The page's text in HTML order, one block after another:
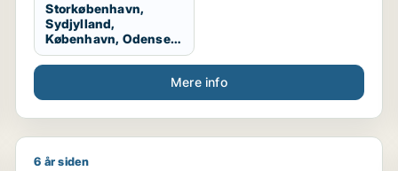
Storkøbenhavn,
Sydjylland,
København, Odense,
Udlandet
Mere info
/ afdelingsleder / supply chain management
Jane søger job som marketingmedarbejder /
6 år siden